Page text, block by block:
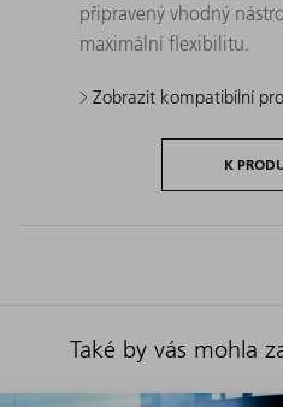
připravený vhodný
maximální flexibilitu.
Zobrazit kompatibilní
K
Také by vás mohla